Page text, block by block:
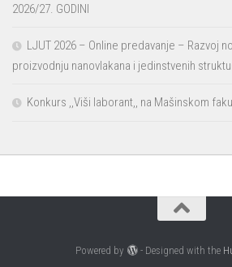
2026/27. GODINI
LJUT 2026 – Online predavanje – Razvoj
proizvodnju nanovlakana i jedinstvenih
Konkurs ,,Viši laborant,, na Mašinskom
Powered by - Designed with the